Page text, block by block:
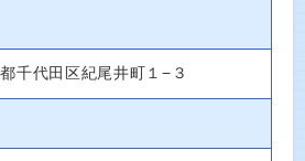
千代田区紀尾井町１−３